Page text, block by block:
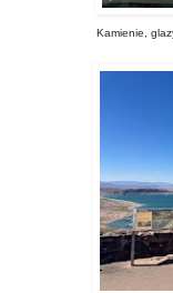
Kamienie,